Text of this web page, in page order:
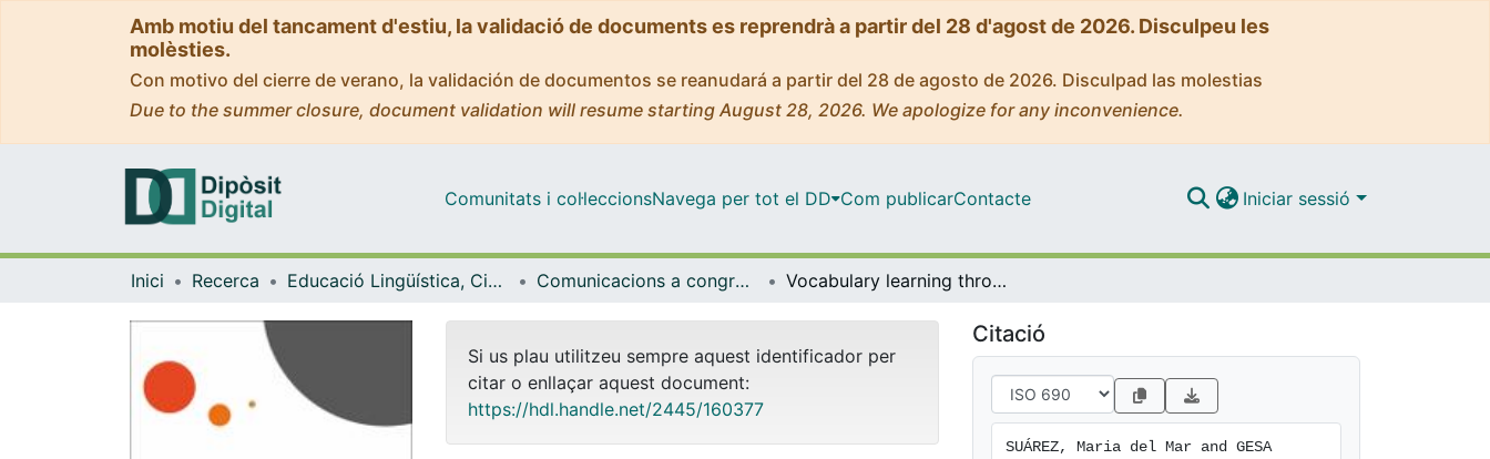
Amb motiu del tancament d'estiu, la validació de documents es reprendrà a partir del 28 d'agost de 2026. Disculpeu les
molèsties.
Con motivo del cierre de verano, la validación de documentos se reanudará a partir del 28 de agosto de 2026. Disculpad las molestias
Due to the summer closure, document validation will resume starting August 28, 2026. We apologize for any inconvenience.
Comunitats i col·leccionsNavega per tot el DD Com publicarContacte Iniciar sessió
Inici Recerca Educació Lingüística, Científica i Matemàtica Comunicacions a congressos (Educació Lingüística, Científica i Matemàtica) Vocabulary learning through subtitled video viewing as mediated by language aptitude: The case of EFL beginner learners at primary school
Si us plau utilitzeu sempre aquest identificador per
citar o enllaçar aquest document:
https://hdl.handle.net/2445/160377
Citació
SUÁREZ, Maria del Mar and GESA